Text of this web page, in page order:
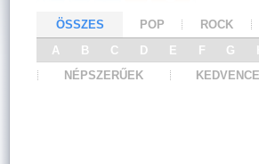
ÖSSZES POP ROCK
A
B C D E F G
NÉPSZERŰEK